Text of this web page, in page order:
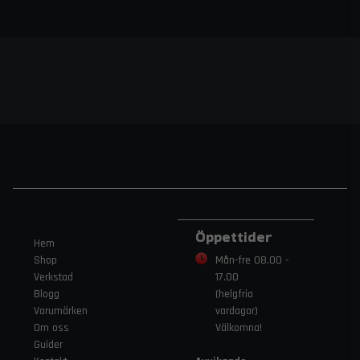
Hem
Shop
Verkstad
Blogg
Varumärken
Om oss
Guider
Öppettider
Mån-fre 08.00 -
17.00
(helgfria
vardagar)
Välkomna!